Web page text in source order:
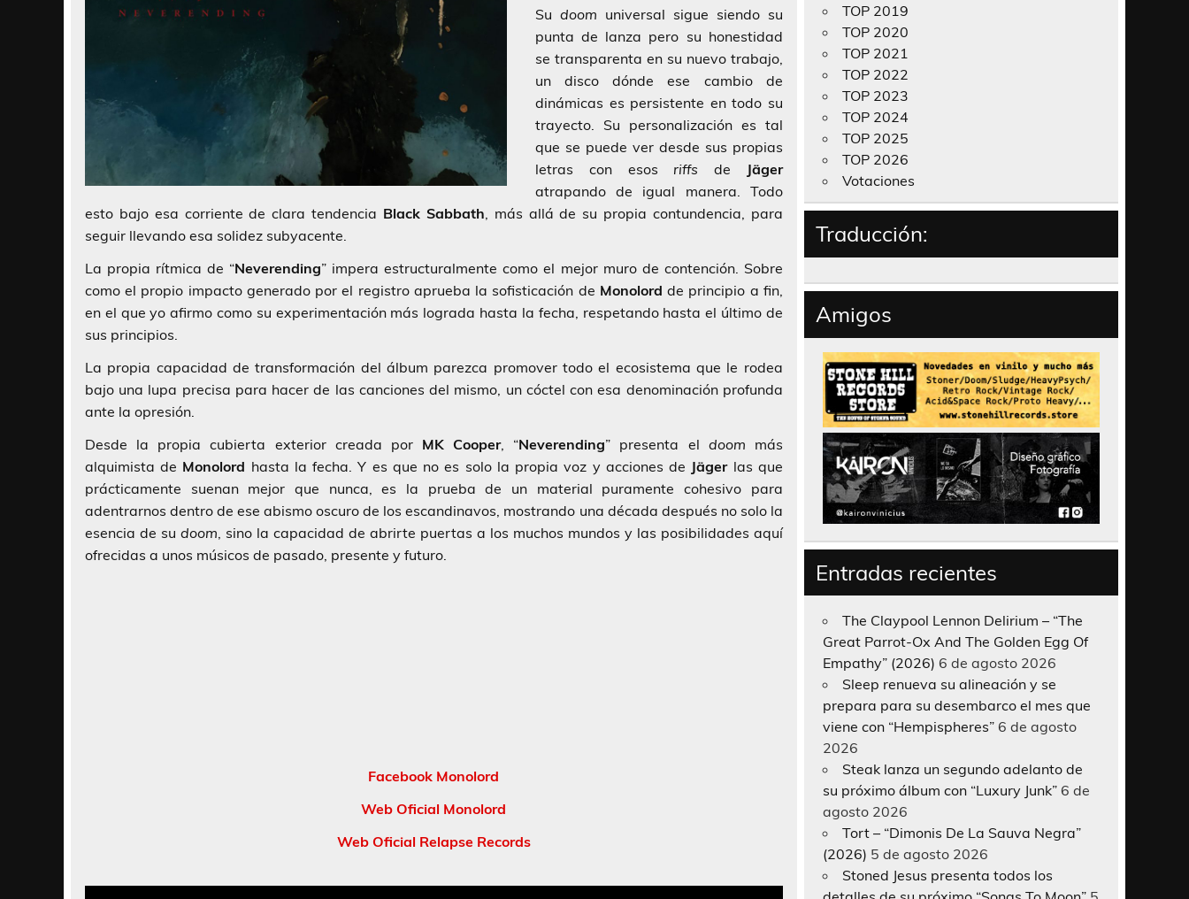
Su doom universal sigue siendo su
punta de lanza pero su honestidad
se transparenta en su nuevo trabajo,
un disco dónde ese cambio de
dinámicas es persistente en todo su
trayecto. Su personalización es tal
que se puede ver desde sus propias
letras con esos riffs de
Jäger
atrapando de igual manera. Todo
esto bajo esa corriente de clara tendencia Black Sabbath , más allá de su propia contundencia, para
seguir llevando esa solidez subyacente.
La propia rítmica de “Neverending” impera estructuralmente como el mejor muro de contención. Sobre
como el propio impacto generado por el registro aprueba la sofisticación de Monolord de principio a fin,
en el que yo afirmo como su experimentación más lograda hasta la fecha, respetando hasta el último de
sus principios.
La propia capacidad de transformación del álbum parezca promover todo el ecosistema que le rodea
bajo una lupa precisa para hacer de las canciones del mismo, un cóctel con esa denominación profunda
ante la opresión.
Desde la propia cubierta exterior creada por MK Cooper, “Neverending” presenta el doom más
alquimista de Monolord hasta la fecha. Y es que no es solo la propia voz y acciones de Jägerlas que
prácticamente suenan mejor que nunca, es la prueba de un material puramente cohesivo para
adentrarnos dentro de ese abismo oscuro de los escandinavos, mostrando una década después no solo la
esencia de su doom , sino la capacidad de abrirte puertas a los muchos mundos y las posibilidades aquí
ofrecidas a unos músicos de pasado, presente y futuro.
Facebook Monolord
Web Oficial Monolord
Web Oficial Relapse Records
TOP 2019
TOP 2020
TOP 2021
TOP 2022
TOP 2023
TOP 2024
TOP 2025
TOP 2026
Votaciones
Traducción:
Amigos
Entradas recientes
The Claypool Lennon Delirium – “The
Great Parrot-Ox And The Golden Egg Of
Empathy” (2026) 6 de agosto 2026
Sleep renueva su alineación y se
prepara para su desembarco el mes que
viene con “Hempispheres” 6 de agosto
2026
Steak lanza un segundo adelanto de
su próximo álbum con “Luxury Junk” 6 de
agosto 2026
Tort – “Dimonis De La Sauva Negra”
(2026) 5 de agosto 2026
Stoned Jesus presenta todos los